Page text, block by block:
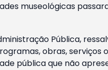
museológicas
Pública,
obras, serviços
pública que não